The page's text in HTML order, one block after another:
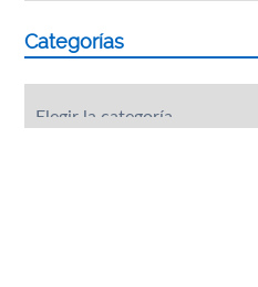
Categorías